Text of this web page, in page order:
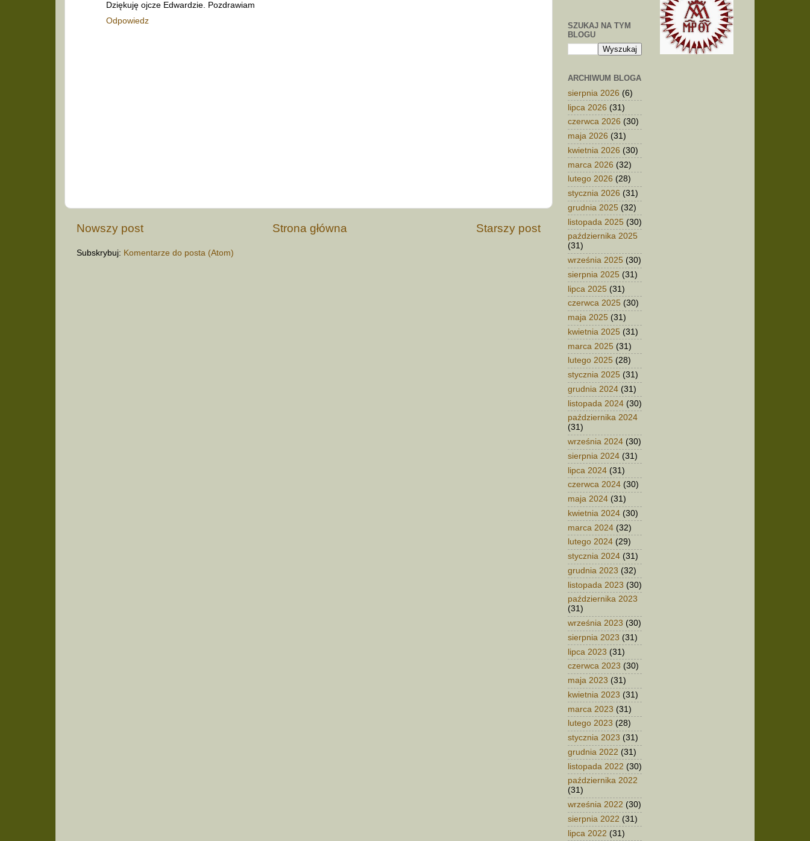
Dziękuję ojcze Edwardzie. Pozdrawiam
Odpowiedz
Nowszy post Starszy post
Strona główna
Subskrybuj: Komentarze do posta (Atom)
SZUKAJ NA TYM
BLOGU
ARCHIWUM BLOGA
sierpnia 2026 (6)
lipca 2026 (31)
czerwca 2026 (30)
maja 2026 (31)
kwietnia 2026 (30)
marca 2026 (32)
lutego 2026 (28)
stycznia 2026 (31)
grudnia 2025 (32)
listopada 2025 (30)
października 2025
(31)
września 2025 (30)
sierpnia 2025 (31)
lipca 2025 (31)
czerwca 2025 (30)
maja 2025 (31)
kwietnia 2025 (31)
marca 2025 (31)
lutego 2025 (28)
stycznia 2025 (31)
grudnia 2024 (31)
listopada 2024 (30)
października 2024
(31)
września 2024 (30)
sierpnia 2024 (31)
lipca 2024 (31)
czerwca 2024 (30)
maja 2024 (31)
kwietnia 2024 (30)
marca 2024 (32)
lutego 2024 (29)
stycznia 2024 (31)
grudnia 2023 (32)
listopada 2023 (30)
października 2023
(31)
września 2023 (30)
sierpnia 2023 (31)
lipca 2023 (31)
czerwca 2023 (30)
maja 2023 (31)
kwietnia 2023 (31)
marca 2023 (31)
lutego 2023 (28)
stycznia 2023 (31)
grudnia 2022 (31)
listopada 2022 (30)
października 2022
(31)
września 2022 (30)
sierpnia 2022 (31)
lipca 2022 (31)